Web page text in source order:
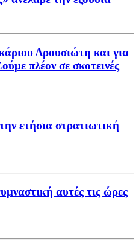
Δρουσιώτη και για
πλέον σε σκοτεινές
ετήσια στρατιωτική
αυτές τις ώρες